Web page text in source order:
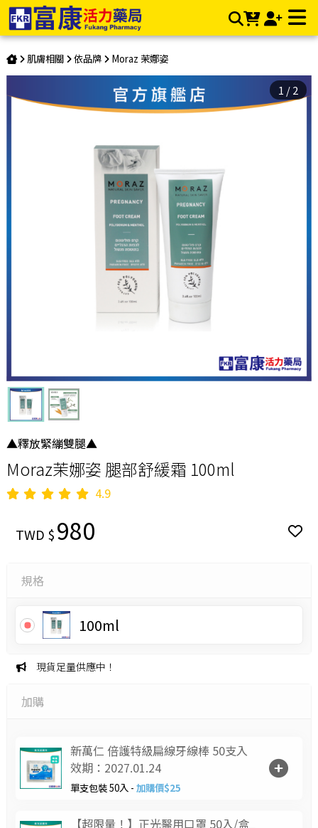
Moraz茉娜姿 腿部舒緩霜 100ml | 富康活力藥局購物商城
肌膚相關 依品牌 Moraz 茉娜姿
1 /2
▲釋放緊繃雙腿▲
Moraz茉娜姿 腿部舒緩霜 100ml
4.9
TWD $980
規格
100ml
現貨足量供應中！
加購
新萬仁 倍護特級扁線牙線棒 50支入
效期：2027.01.24
單支包裝 50入 - 加購價$25
【超限量！】正光醫用口罩 50入/盒_